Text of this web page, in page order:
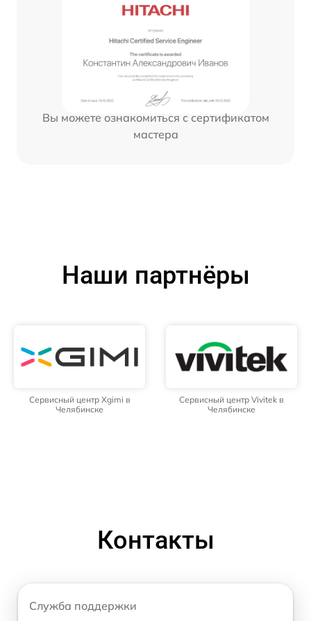
Вы можете ознакомиться с сертификатом
мастера
Наши партнёры
Сервисный центр Xgimi в
Челябинске
Сервисный центр Vivitek в
Челябинске
Контакты
Служба поддержки